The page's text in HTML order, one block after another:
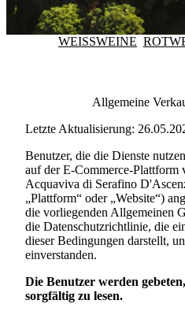
WEISSWEINE
Allgemeine
Letzte Aktualisierung:
Benutzer, die die Dienste
auf der E-Commerce-Plattform
Acquaviva di Serafino
„Plattform“ oder „Website“)
die vorliegenden Allgemeinen
die Datenschutzrichtlinie, die
dieser Bedingungen darstellt,
einverstanden.
Die Benutzer werden
sorgfältig zu lesen.